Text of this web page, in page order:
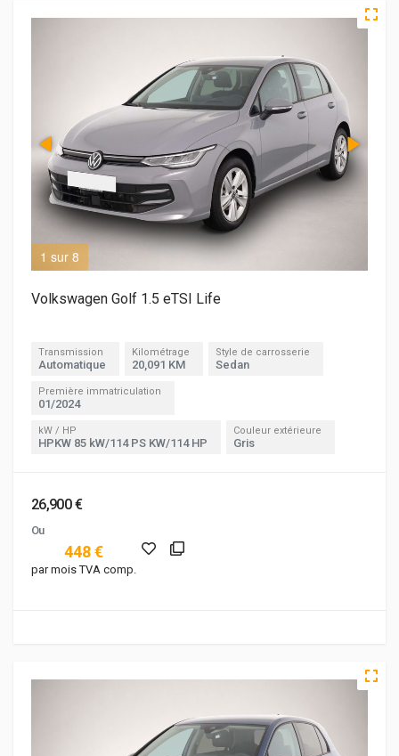
1 sur 8
Volkswagen Golf 1.5 eTSI Life
Transmission
Automatique
Kilométrage
20,091 KM
Style de carrosserie
Sedan
Première immatriculation
01/2024
kW / HP
HPKW 85 kW/114 PS KW/114 HP
Couleur extérieure
Gris
26,900 €
Ou
448 €
par mois TVA comp.